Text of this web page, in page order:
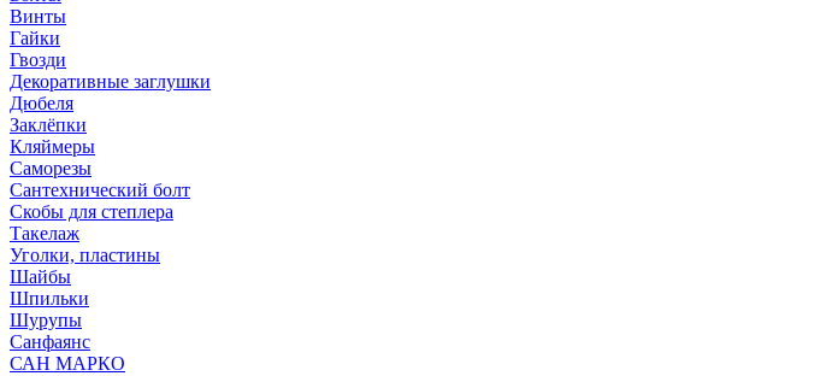
Винты
Гайки
Гвозди
Декоративные заглушки
Дюбеля
Заклёпки
Кляймеры
Саморезы
Сантехнический болт
Скобы для степлера
Такелаж
Уголки, пластины
Шайбы
Шпильки
Шурупы
Санфаянс
САН МАРКО